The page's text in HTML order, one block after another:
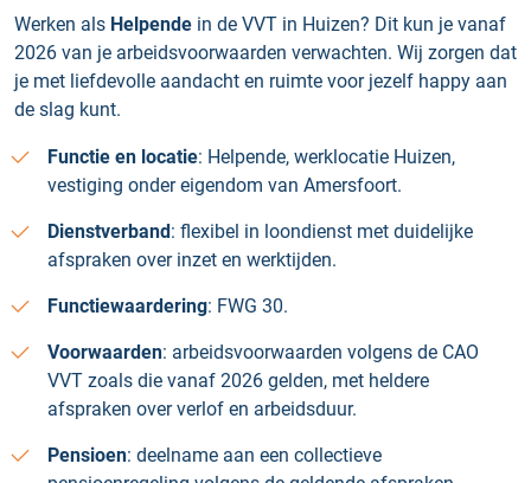
Werken als Helpende in de VVT in Huizen? Dit kun je vanaf
2026 van je arbeidsvoorwaarden verwachten. Wij zorgen dat
je met liefdevolle aandacht en ruimte voor jezelf happy aan
de slag kunt.
Functie en locatie: Helpende, werklocatie Huizen,
vestiging onder eigendom van Amersfoort.
Dienstverband: flexibel in loondienst met duidelijke
afspraken over inzet en werktijden.
Functiewaardering: FWG 30.
Voorwaarden: arbeidsvoorwaarden volgens de CAO
VVT zoals die vanaf 2026 gelden, met heldere
afspraken over verlof en arbeidsduur.
Pensioen: deelname aan een collectieve